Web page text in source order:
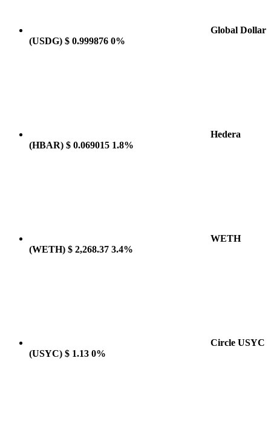
Global Dollar
(USDG) $ 0.999876 0%
Hedera
(HBAR) $ 0.069015 1.8%
WETH
(WETH) $ 2,268.37 3.4%
Circle USYC
(USYC) $ 1.13 0%